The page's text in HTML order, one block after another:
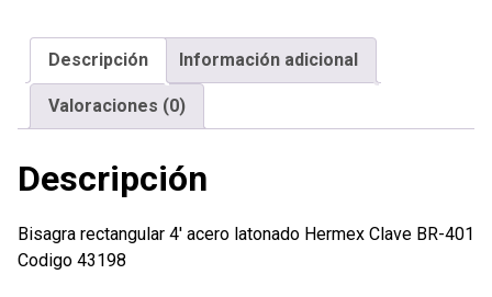
Hermex
cantidad
Descripción Información adicional
Valoraciones (0)
Descripción
Bisagra rectangular 4′ acero latonado Hermex Clave BR-401
Codigo 43198